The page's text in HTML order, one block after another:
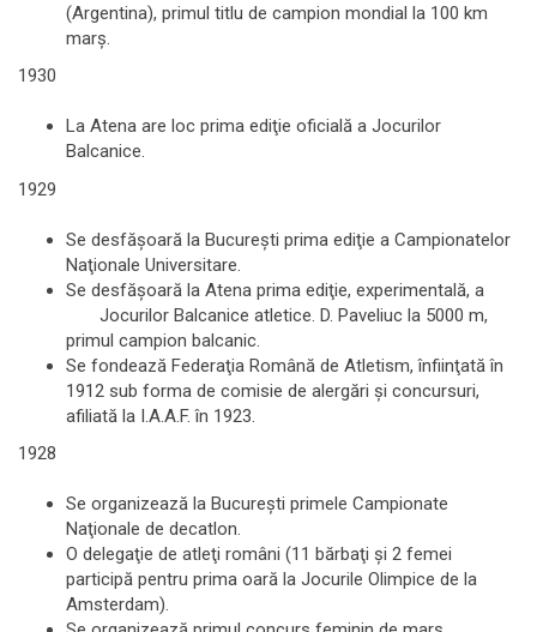
(Argentina), primul titlu de campion mondial la 100 km
marş.
1930
La Atena are loc prima ediţie oficială a Jocurilor
Balcanice.
1929
Se desfăşoară la Bucureşti prima ediţie a Campionatelor
Naţionale Universitare.
Se desfăşoară la Atena prima ediţie, experimentală, a
Jocurilor Balcanice atletice. D. Paveliuc la 5000 m,
primul campion balcanic.
Se fondează Federaţia Română de Atletism, înfiinţată în
1912 sub forma de comisie de alergări şi concursuri,
afiliată la I.A.A.F. în 1923.
1928
Se organizează la Bucureşti primele Campionate
Naţionale de decatlon.
O delegaţie de atleţi români (11 bărbaţi şi 2 femei
participă pentru prima oară la Jocurile Olimpice de la
Amsterdam).